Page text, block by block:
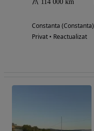
114 000 km
Constanta (Constanta)
Privat • Reactualizat